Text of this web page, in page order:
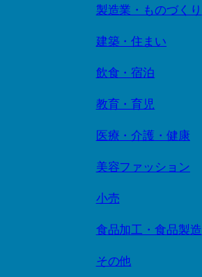
製造業・ものづくり
建築・住まい
飲食・宿泊
教育・育児
医療・介護・健康
美容ファッション
小売
食品加工・食品製造
その他